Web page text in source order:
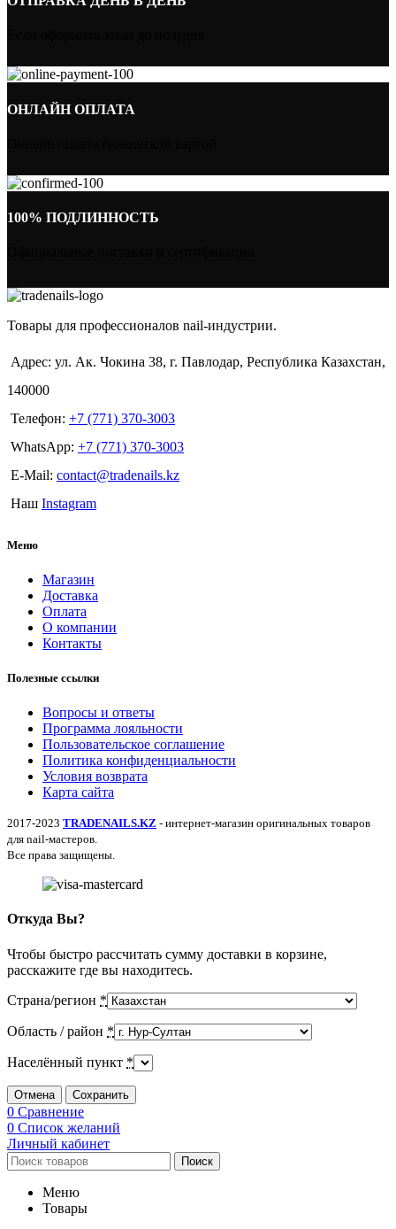
ОНЛАЙН ОПЛАТА
100% ПОДЛИННОСТЬ
Товары для профессионалов nail-индустрии.
Адрес: ул. Ак. Чокина 38, г. Павлодар, Республика Казахстан,
140000
Телефон: +7 (771) 370-3003
WhatsApp: +7 (771) 370-3003
E-Mail: contact@tradenails.kz
Наш Instagram
Меню
Магазин
Доставка
Оплата
О компании
Контакты
Полезные ссылки
Вопросы и ответы
Программа лояльности
Пользовательское соглашение
Политика конфиденциальности
Условия возврата
Карта сайта
2017-2023 TRADENAILS.KZ - интернет-магазин оригинальных товаров
для nail-мастеров.
Все права защищены.
Откуда Вы?
Чтобы быстро рассчитать сумму доставки в корзине,
расскажите где вы находитесь.
Страна/регион *
Область / район *
Населённый пункт *
Отмена Сохранить
0 Сравнение
0 Список желаний
Личный кабинет
Поиск
Меню
Товары